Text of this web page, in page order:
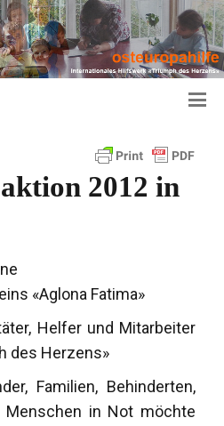
2012 in
«Aglona Fatima»
Helfer und Mitarbeiter
des Herzens»
Familien, Behinderten,
Menschen in Not möchte